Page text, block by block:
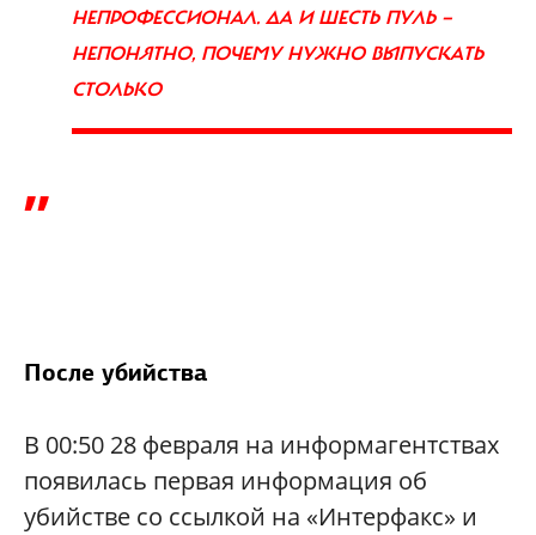
НЕПРОФЕССИОНАЛ. ДА И ШЕСТЬ ПУЛЬ —
НЕПОНЯТНО, ПОЧЕМУ НУЖНО ВЫПУСКАТЬ
СТОЛЬКО
”
После убийства
В 00:50 28 февраля на информагентствах
появилась первая информация об
убийстве со ссылкой на «Интерфакс» и